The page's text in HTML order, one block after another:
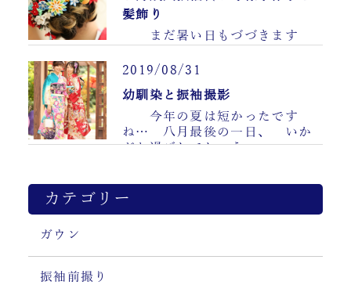
髪飾り
まだ暑い日もづづきます
は 光が綺麗なので……
2019/08/31
幼馴染と振袖撮影
今年の夏は短かったです
ね… 八月最後の一日、 いか
がお過ごしでしょう……
カテゴリー
ガウン
振袖前撮り